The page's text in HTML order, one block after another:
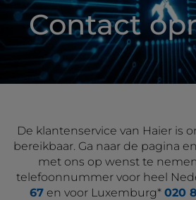
Contact
De klantenservice van Haier is
bereikbaar. Ga naar de pagina
met ons op wenst te
telefoonnummer voor heel
67en voor Luxemburg* 020